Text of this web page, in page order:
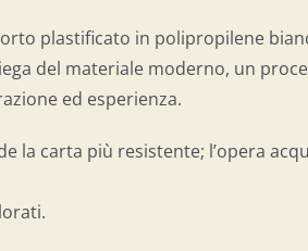
plastificato in polipropilene
del materiale moderno, un
ed esperienza.
la carta più resistente; l’opera